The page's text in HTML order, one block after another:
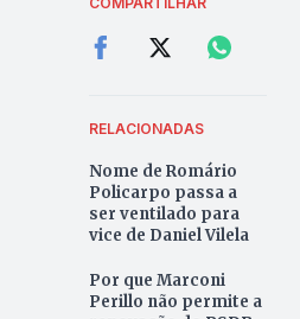
RELACIONADAS
Nome de Romário
Policarpo passa a
ser ventilado para
vice de Daniel Vilela
Por que Marconi
Perillo não permite a